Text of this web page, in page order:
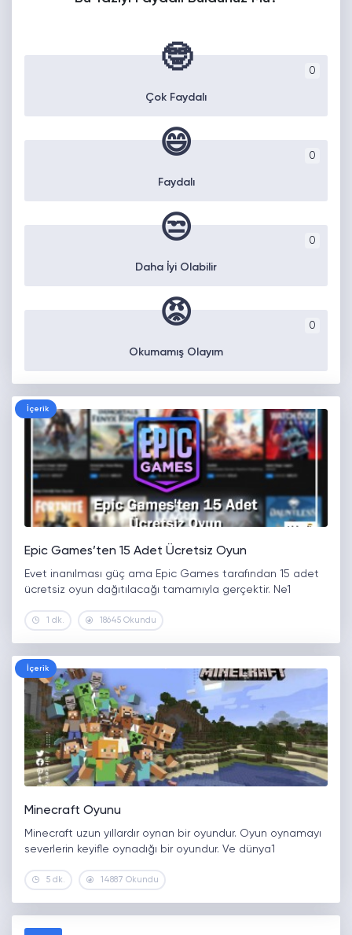
0
🤓
Çok Faydalı
0
😄
Faydalı
0
😒
Daha İyi Olabilir
0
😡
Okumamış Olayım
İçerik
Epic Games’ten 15 Adet Ücretsiz Oyun
Evet inanılması güç ama Epic Games tarafından 15 adet
ücretsiz oyun dağıtılacağı tamamıyla gerçektir. Ne1
1 dk. 18645 Okundu
İçerik
Minecraft Oyunu
Minecraft uzun yıllardır oynan bir oyundur. Oyun oynamayı
severlerin keyifle oynadığı bir oyundur. Ve dünya1
5 dk. 14887 Okundu